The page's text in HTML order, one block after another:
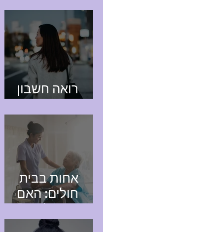
רואה חשבון
אחות בבית
חולים: האם
עוסק מורשה?